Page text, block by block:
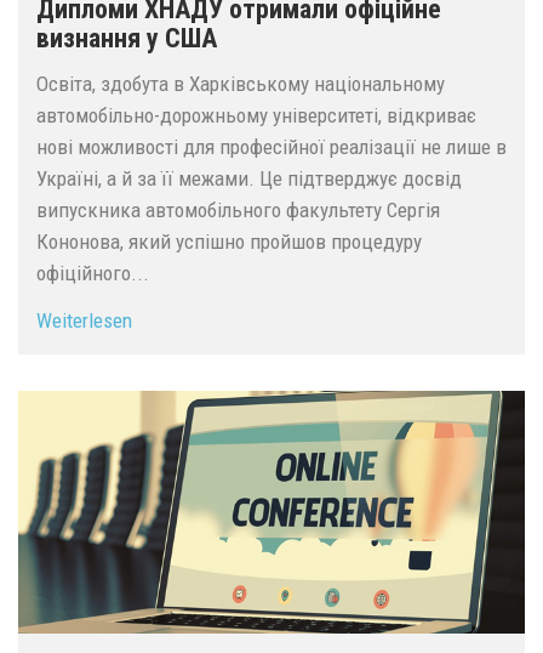
Дипломи ХНАДУ отримали офіційне
визнання у США
Освіта, здобута в Харківському національному
автомобільно-дорожньому університеті, відкриває
нові можливості для професійної реалізації не лише в
Україні, а й за її межами. Це підтверджує досвід
випускника автомобільного факультету Сергія
Кононова, який успішно пройшов процедуру
офіційного...
Weiterlesen